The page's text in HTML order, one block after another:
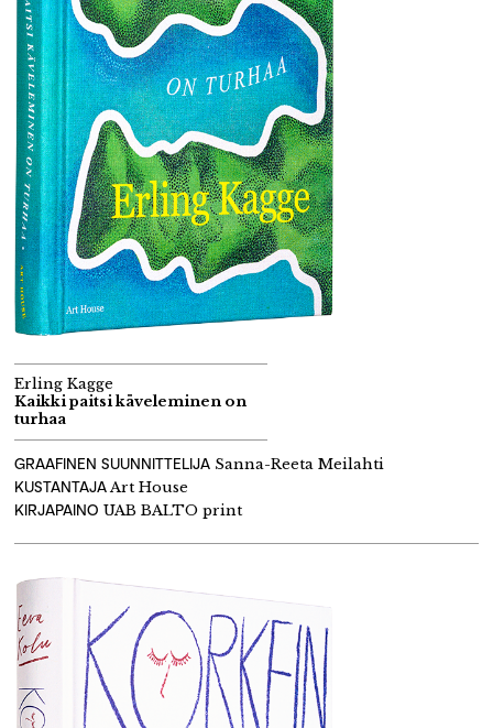
Erling Kagge
Kaikki paitsi käveleminen on
turhaa
GRAAFINEN SUUNNITTELIJA Sanna-Reeta Meilahti
KUSTANTAJAArt House
KIRJAPAINO UAB BALTO print